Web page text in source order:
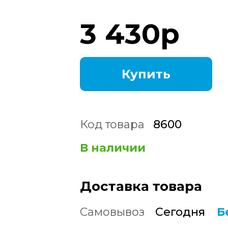
3 430р
Купить
Код товара
8600
В наличии
Доставка товара
Самовывоз Сегодня